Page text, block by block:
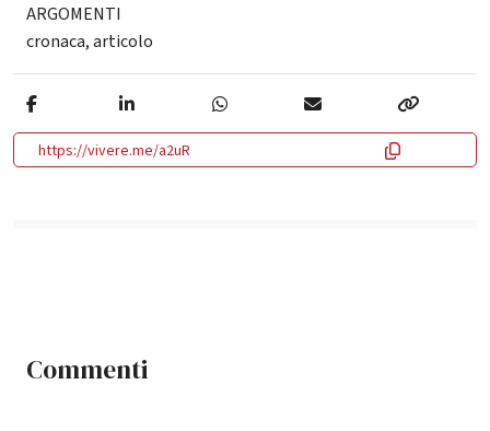
ARGOMENTI
cronaca,articolo
https://vivere.me/a2uR
Commenti